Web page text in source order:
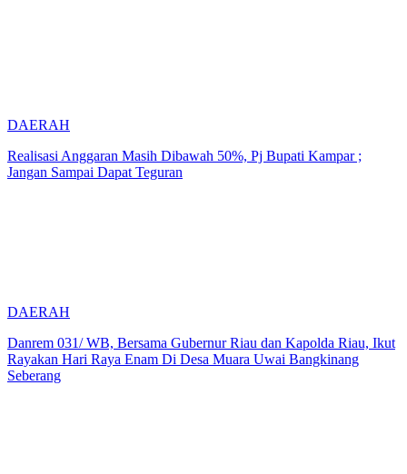
DAERAH
Realisasi Anggaran Masih Dibawah 50%, Pj Bupati Kampar ;
Jangan Sampai Dapat Teguran
DAERAH
Danrem 031/ WB, Bersama Gubernur Riau dan Kapolda Riau, Ikut
Rayakan Hari Raya Enam Di Desa Muara Uwai Bangkinang
Seberang